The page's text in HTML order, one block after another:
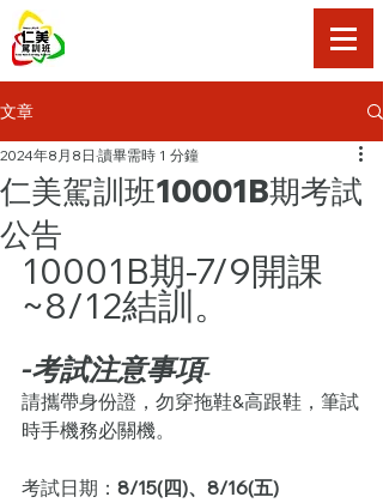
文章
仁美駕訓班10001B期考試
公告
2024年8月8日 讀畢需時 1 分鐘
10001B期-7/9開課
~8/12結訓。
-考試注意事項-
請攜帶身份證，勿穿拖鞋&高跟鞋，筆試
時手機務必關機。
考試日期： 8/15(四)、8/16(五)